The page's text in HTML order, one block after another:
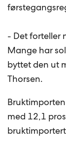
- Det forteller
Mange har
byttet den ut
Thorsen.
med 12,1